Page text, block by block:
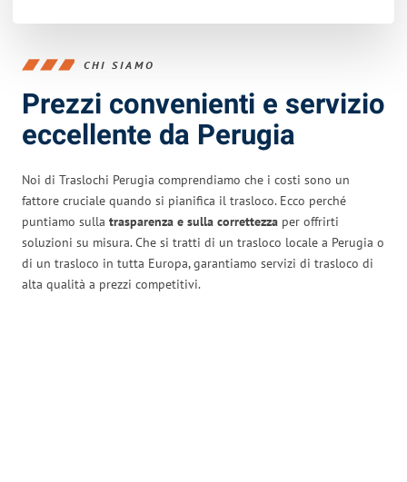
CHI SIAMO
Prezzi convenienti e servizio
eccellente da Perugia
Noi di Traslochi Perugia comprendiamo che i costi sono un
fattore cruciale quando si pianifica il trasloco. Ecco perché
puntiamo sulla trasparenza e sulla correttezza per offrirti
soluzioni su misura. Che si tratti di un trasloco locale a Perugia o
di un trasloco in tutta Europa, garantiamo servizi di trasloco di
alta qualità a prezzi competitivi.